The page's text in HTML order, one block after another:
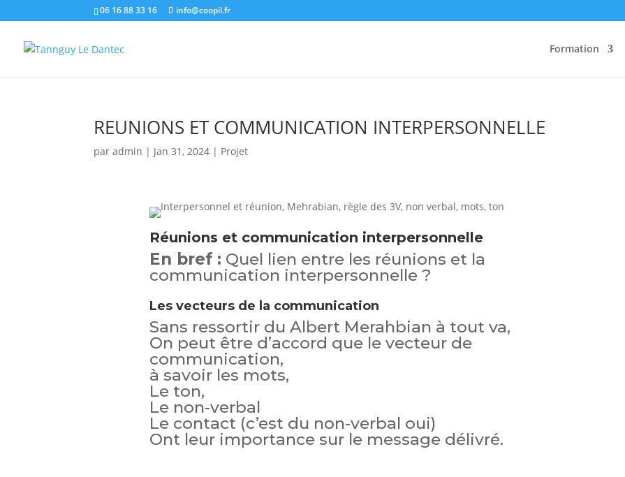
06 16 88 33 16 info@coopil.fr
Formation
REUNIONS ET COMMUNICATION INTERPERSONNELLE
paradmin | Jan 31, 2024 | Projet
Réunions et communication interpersonnelle
En bref : Quel lien entre les réunions et la
communication interpersonnelle ?
Les vecteurs de la communication
Sans ressortir du Albert Merahbian à tout va,
On peut être d’accord que le vecteur de
communication,
à savoir les mots,
Le ton,
Le non-verbal
Le contact (c’est du non-verbal oui)
Ont leur importance sur le message délivré.